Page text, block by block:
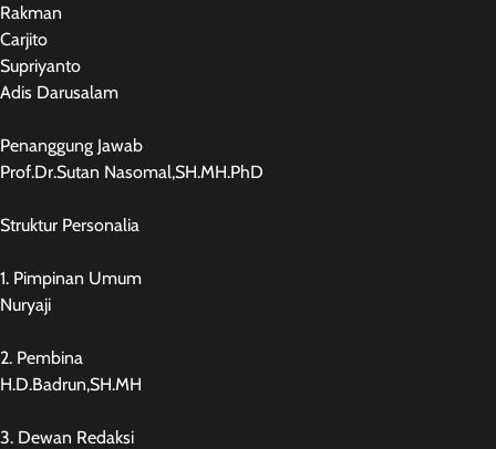
Rakman
Carjito
Supriyanto
Adis Darusalam
Penanggung Jawab
Prof.Dr.Sutan Nasomal,SH.MH.PhD
Struktur Personalia
1. Pimpinan Umum
Nuryaji
2. Pembina
H.D.Badrun,SH.MH
3. Dewan Redaksi